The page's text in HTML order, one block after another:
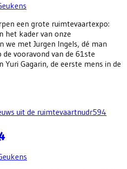
een grote ruimtevaartexpo:
het kader van onze
we met Jurgen Ingels, dé man
vooravond van de 61ste
Yuri Gagarin, de eerste mens in de
uit de ruimtevaartnudr594